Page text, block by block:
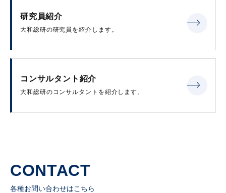
研究員紹介
大和総研の研究員を紹介します。
コンサルタント紹介
大和総研のコンサルタントを紹介します。
CONTACT
各種お問い合わせはこちら